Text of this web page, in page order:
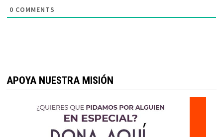
0 COMMENTS
APOYA NUESTRA MISIÓN